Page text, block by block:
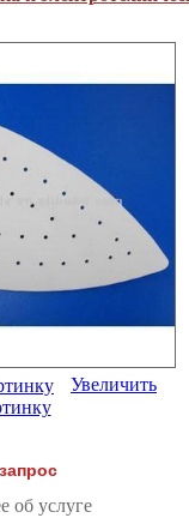
Увеличить
об услуге